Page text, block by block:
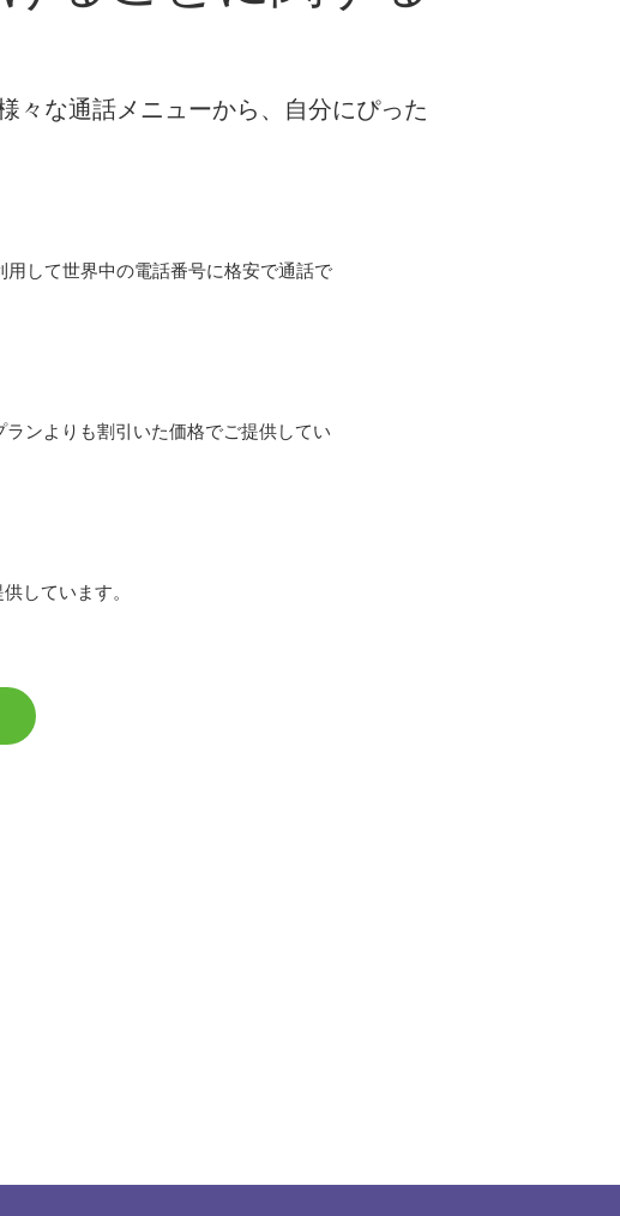
々な通話メニューから、自分にぴった
して世界中の電話番号に格安で通話で
ンよりも割引いた価格でご提供してい
しています。